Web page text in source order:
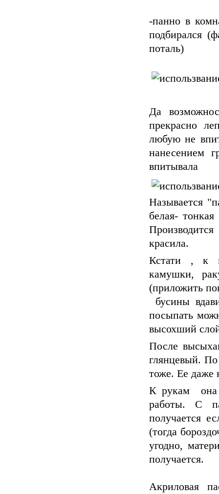
-панно в
подбирался
поталь)
Да
прекрасно
любую не
нанесением
впитывала
Называется
белая-
красила.
Кстати , к
камушки,
(приложить
бусины
посыпать
высохший
После
глянцевый.
тоже. Ее даже
К рукам она
работы. С
получается
(тогда
угодно,
получается.
Акриловая